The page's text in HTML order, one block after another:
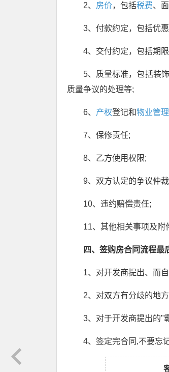
2、 房价，包括税费、
3、付款约定，包括优
4、交付约定，包括期
5、质量标准，包括装
质量争议的处理等;
6、 产权登记和物业管理
7、保修责任;
8、乙方使用权限;
9、双方认定的争议仲
10、违约赔偿责任;
11、其他相关事项及附
四、签购房合同流程最
1、对开发商提出、而
2、对双方有分歧的地
3、对于开发商提出的"
4、签定完合同,不要忘